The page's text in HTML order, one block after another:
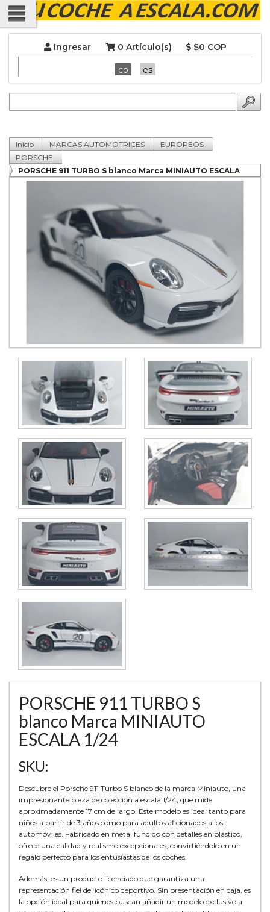
Ingresar 0 Artículo(s) $0 COP
co es
Inicio MARCAS AUTOMOTRICES
EUROPEOS
PORSCHE
PORSCHE 911 TURBO S blanco Marca MINIAUTO ESCALA
1/24
PORSCHE 911 TURBO S
blanco Marca MINIAUTO
ESCALA 1/24
SKU:
Descubre el Porsche 911 Turbo S blanco de la marca Miniauto, una
impresionante pieza de colección a escala 1/24, que mide
aproximadamente 17 cm de largo. Este modelo es ideal tanto para
niños a partir de 3 años como para adultos aficionados a los
automóviles. Fabricado en metal fundido con detalles en plástico,
ofrece una calidad y realismo excepcionales, convirtiéndolo en un
regalo perfecto para los entusiastas de los coches.
Además, es un producto licenciado que garantiza una
representación fiel del icónico deportivo. Sin presentación en caja, es
la opción ideal para quienes buscan añadir un modelo exclusivo a